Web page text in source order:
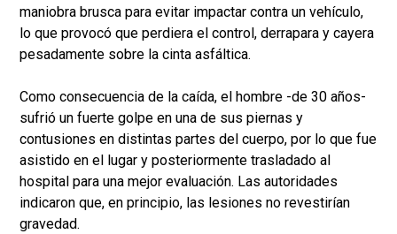
maniobra brusca para evitar impactar contra un vehículo,
lo que provocó que perdiera el control, derrapara y cayera
pesadamente sobre la cinta asfáltica.
Como consecuencia de la caída, el hombre -de 30 años-
sufrió un fuerte golpe en una de sus piernas y
contusiones en distintas partes del cuerpo, por lo que fue
asistido en el lugar y posteriormente trasladado al
hospital para una mejor evaluación. Las autoridades
indicaron que, en principio, las lesiones no revestirían
gravedad.